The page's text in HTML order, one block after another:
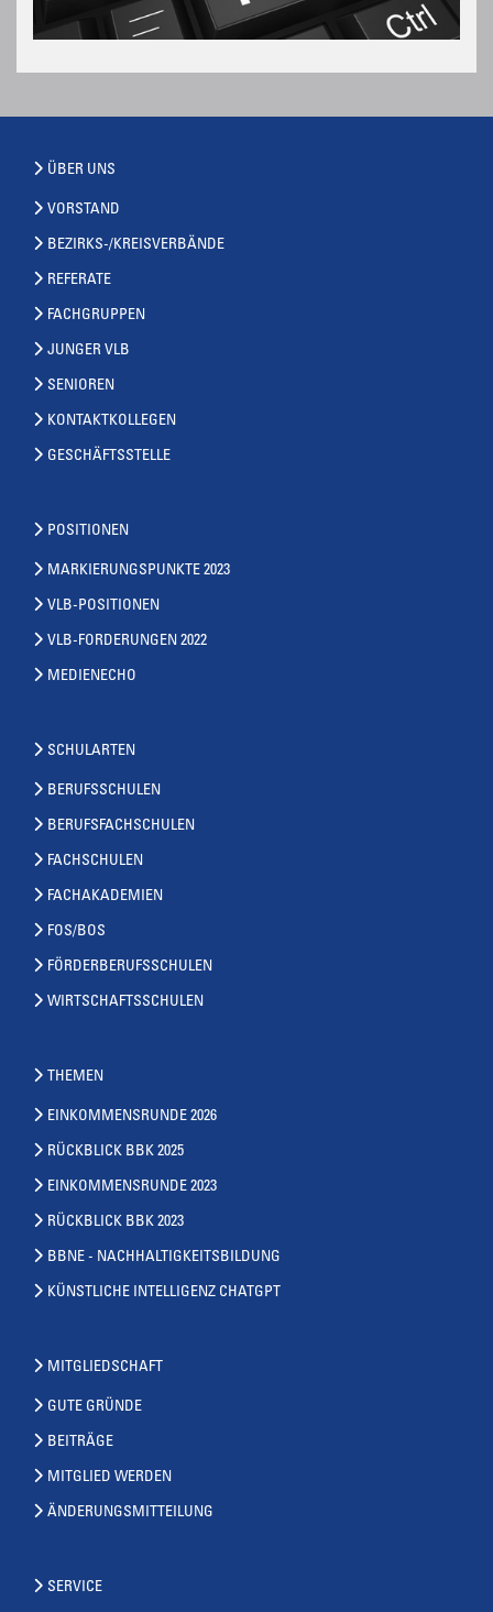
ÜBER UNS
VORSTAND
BEZIRKS-/KREISVERBÄNDE
REFERATE
FACHGRUPPEN
JUNGER VLB
SENIOREN
KONTAKTKOLLEGEN
GESCHÄFTSSTELLE
POSITIONEN
MARKIERUNGSPUNKTE 2023
VLB-POSITIONEN
VLB-FORDERUNGEN 2022
MEDIENECHO
SCHULARTEN
BERUFSSCHULEN
BERUFSFACHSCHULEN
FACHSCHULEN
FACHAKADEMIEN
FOS/BOS
FÖRDERBERUFSSCHULEN
WIRTSCHAFTSSCHULEN
THEMEN
EINKOMMENSRUNDE 2026
RÜCKBLICK BBK 2025
EINKOMMENSRUNDE 2023
RÜCKBLICK BBK 2023
BBNE - NACHHALTIGKEITSBILDUNG
KÜNSTLICHE INTELLIGENZ CHATGPT
MITGLIEDSCHAFT
GUTE GRÜNDE
BEITRÄGE
MITGLIED WERDEN
ÄNDERUNGSMITTEILUNG
SERVICE